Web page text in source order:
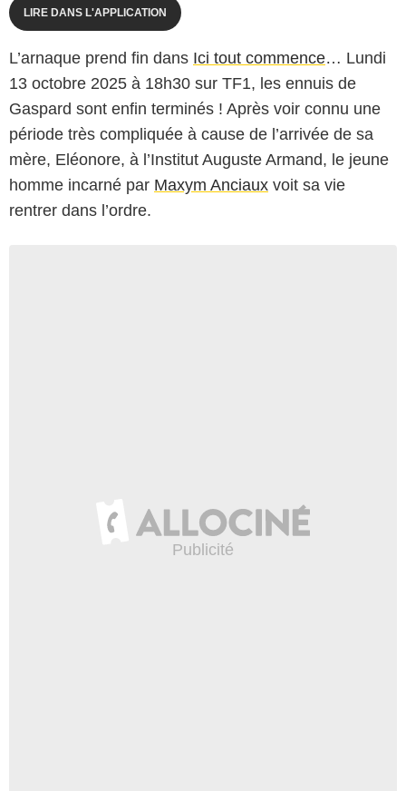
LIRE DANS L'APPLICATION
L’arnaque prend fin dans Ici tout commence… Lundi
13 octobre 2025 à 18h30 sur TF1, les ennuis de
Gaspard sont enfin terminés ! Après voir connu une
période très compliquée à cause de l’arrivée de sa
mère, Eléonore, à l’Institut Auguste Armand, le jeune
homme incarné par Maxym Anciaux voit sa vie
rentrer dans l’ordre.